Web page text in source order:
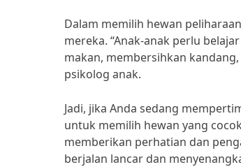
Dalam memilih hewan
mereka. “Anak-anak perlu
makan, membersihkan
psikolog anak.
Jadi, jika Anda sedang
untuk memilih hewan yang
memberikan perhatian dan
berjalan lancar dan